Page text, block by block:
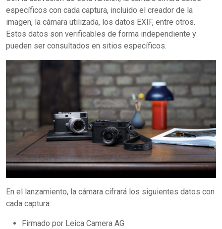
específicos con cada captura, incluido el creador de la
imagen, la cámara utilizada, los datos EXIF, entre otros.
Estos datos son verificables de forma independiente y
pueden ser consultados en sitios específicos.
En el lanzamiento, la cámara cifrará los siguientes datos con
cada captura:
Firmado por Leica Camera AG